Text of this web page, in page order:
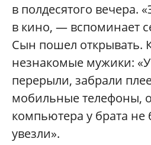
в полдесятого вечера.
в кино, — вспоминает
Сын пошел открывать.
незнакомые мужики:
перерыли, забрали
мобильные телефоны,
компьютера у брата
увезли».